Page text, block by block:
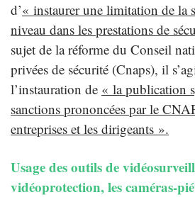
d’« instaurer une limitation de la
niveau dans les prestations de
sujet de la réforme du Conseil
privées de sécurité (Cnaps), il
l’instauration de « la publication
sanctions prononcées par le
entreprises et les dirigeants ».
Usage des outils de
vidéoprotection, les caméras-